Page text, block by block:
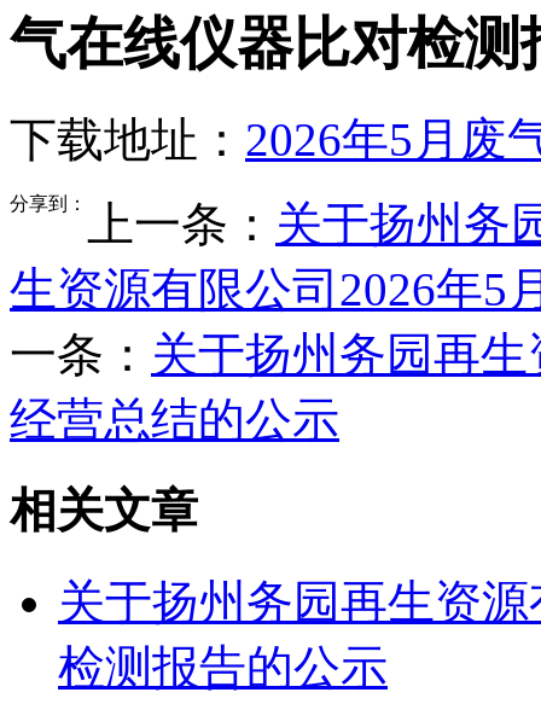
气在线仪器比对检测
下载地址： 2026年5月废
分享到： 上一条： 关于扬州务
生资源有限公司2026年5
一条： 关于扬州务园再
经营总结的公示
相关文章
关于扬州务园再生资
检测报告的公示